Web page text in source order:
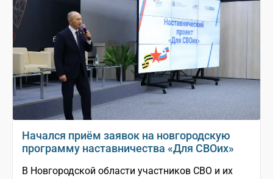
Начался приём заявок на новгородскую
программу наставничества «Для СВОих»
В Новгородской области участников СВО и их